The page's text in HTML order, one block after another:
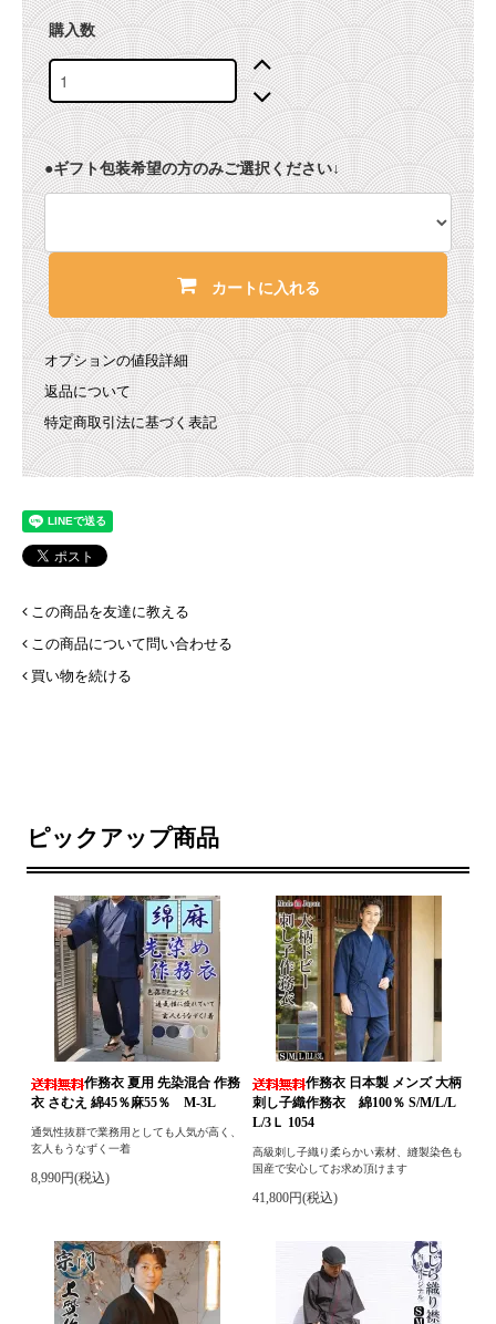
購入数
●ギフト包装希望の方のみご選択ください↓
カートに入れる
オプションの値段詳細
返品について
特定商取引法に基づく表記
この商品を友達に教える
この商品について問い合わせる
買い物を続ける
ピックアップ商品
作務衣 夏用 先染混合 作務
衣 さむえ 綿45％麻55％ M-3L
通気性抜群で業務用としても人気が高く、
玄人もうなずく一着
8,990円(税込)
作務衣 日本製 メンズ 大柄
刺し子織作務衣 綿100％ S/M/L/L
L/3Ｌ 1054
高級刺し子織り柔らかい素材、縫製染色も
国産で安心してお求め頂けます
41,800円(税込)